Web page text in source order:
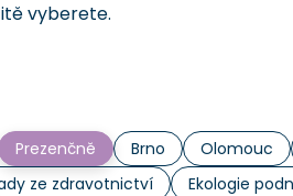
vyberete.
Prezenčně Brno Olomouc
ze zdravotnictví Ekologie